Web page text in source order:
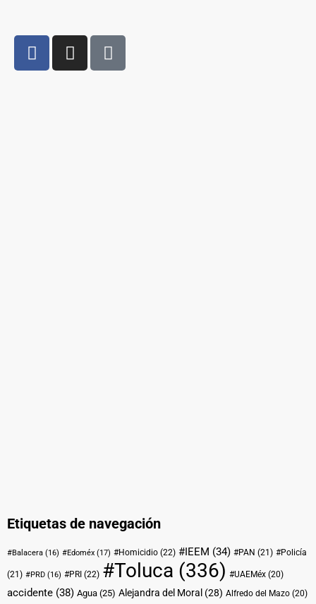
Etiquetas de navegación
#Balacera (16) #Edoméx (17) #Homicidio (22) #IEEM (34) #PAN (21) #Policía
(21) #PRD (16) #PRI (22) #Toluca (336) #UAEMéx (20)
accidente (38) Agua (25) Alejandra del Moral (28) Alfredo del Mazo (20)